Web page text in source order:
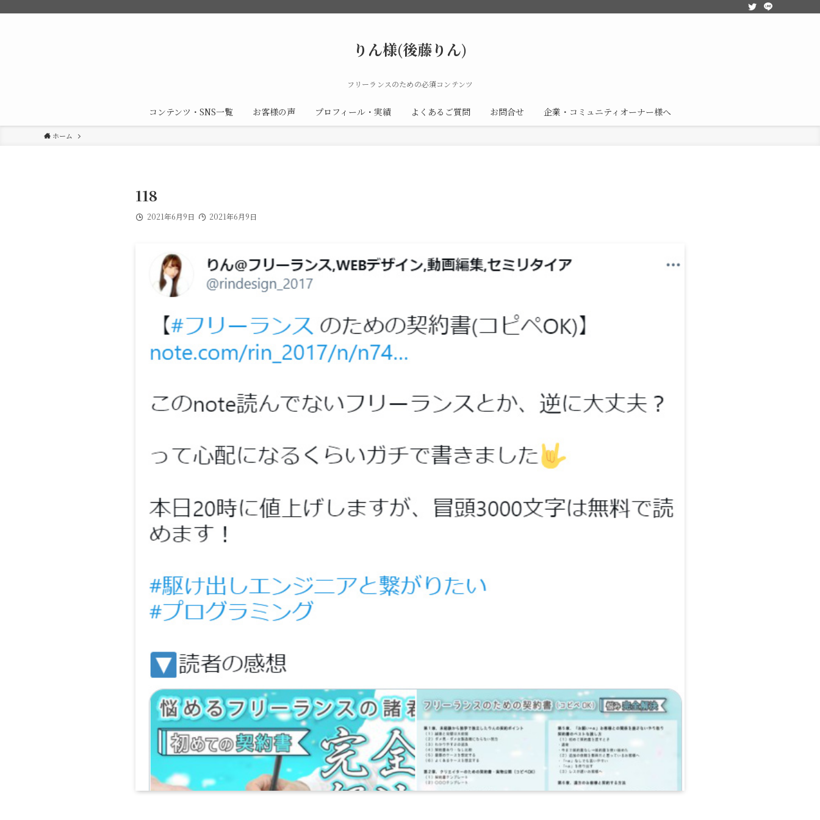
りん様(後藤りん)
フリーランスのための必須コンテンツ
コンテンツ・SNS一覧 お客様の声 プロフィール・実績 よくあるご質問 お問合せ 企業・コミュニティオーナー様へ
ホーム
118
2021年6月9日 2021年6月9日